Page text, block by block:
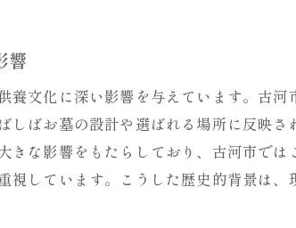
古河市新和田特有の伝統と文化
現代のライフスタイルに合った
地域の自然と調和する供養のア
響
養文化に深い影響を与えています。古
ばお墓の設計や選ばれる場所に反映
きな影響をもたらしており、古河市で
しています。こうした歴史的背景は